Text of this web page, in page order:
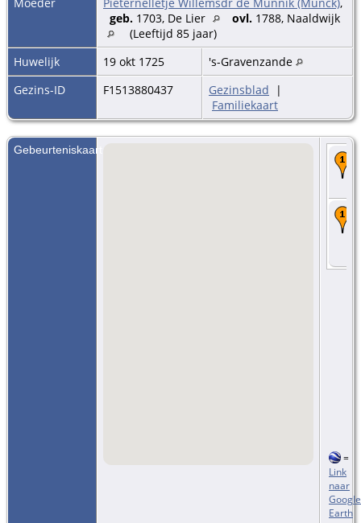
geb. 1703, De Lier ovl. 1788, Naaldwijk
(Leeftijd 85 jaar)
Huwelijk
19 okt 1725
's-Gravenzande
Gezins-ID
F1513880437 Gezinsblad |
Familiekaart
Gebeurteniskaart
=
Link
naar
Google
Earth